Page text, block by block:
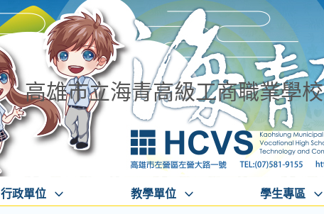
高雄市立海青高級工商職業學校
行政單位 教學單位 學生專區